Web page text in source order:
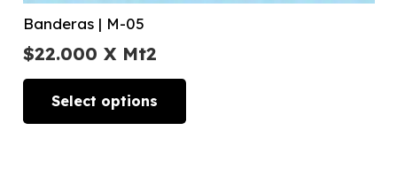
Banderas | M-05
$22.000 X Mt2
Select options